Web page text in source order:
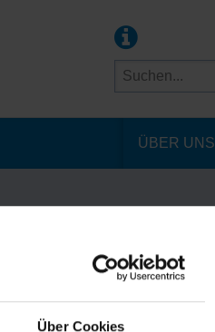
Über Cookies
ÜBER UNS